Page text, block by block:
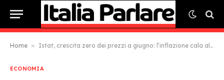
Home » Istat, crescita zero dei prezzi a giugno: l’inflazione cala al 3%
ECONOMIA